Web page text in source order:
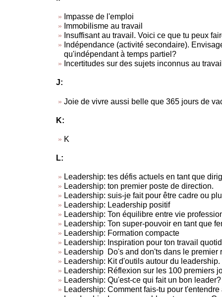
Impasse de l'emploi
Immobilisme au travail
Insuffisant au travail. Voici ce que tu peux
Indépendance (activité secondaire).
qu'indépendant à temps partiel?
Incertitudes sur des sujets inconnus au
J:
Joie de vivre aussi belle que 365 jours de
K:
K
L:
Leadership: tes défis actuels en tant que
Leadership: ton premier poste de direction.
Leadership: suis-je fait pour être cadre ou
Leadership: Leadership positif
Leadership: Ton équilibre entre vie
Leadership: Ton super-pouvoir en tant que
Leadership: Formation compacte
Leadership: Inspiration pour ton travail
Leadership Do's and don'ts dans le premier
Leadership: Kit d'outils autour du leadership.
Leadership: Réflexion sur les 100 premiers
Leadership: Qu'est-ce qui fait un bon leader?
Leadership: Comment fais-tu pour